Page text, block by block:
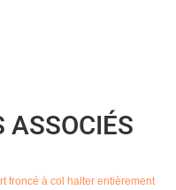
ASSOCIÉS